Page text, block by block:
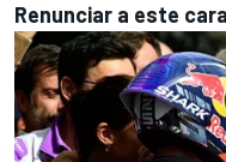
Renunciar a este